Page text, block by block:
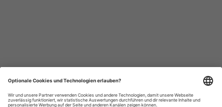
Datenschutzhinweise